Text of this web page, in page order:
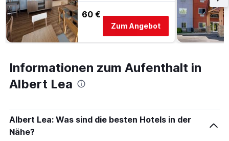
60 €
Zum Angebot
Informationen zum Aufenthalt in
Albert Lea
Albert Lea: Was sind die besten Hotels in der
Nähe?